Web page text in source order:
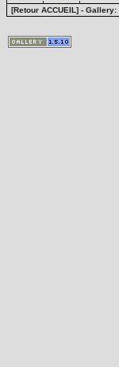
[Retour ACCUEIL] - Gallery: